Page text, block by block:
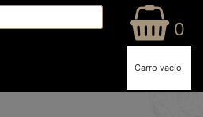
0
Carro vacío